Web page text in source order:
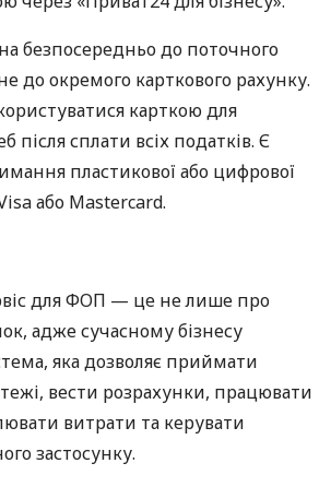
безпосередньо до поточного
до окремого карткового рахунку.
карткою для
після сплати всіх податків. Є
пластикової або цифрової
або Mastercard.
для ФОП — це не лише про
адже сучасному бізнесу
яка дозволяє приймати
вести розрахунки, працювати
витрати та керувати
застосунку.